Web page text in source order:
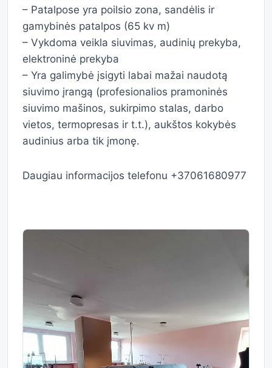
– Patalpose yra poilsio zona, sandėlis ir
gamybinės patalpos (65 kv m)
– Vykdoma veikla siuvimas, audinių prekyba,
elektroninė prekyba
– Yra galimybė įsigyti labai mažai naudotą
siuvimo įrangą (profesionalios pramoninės
siuvimo mašinos, sukirpimo stalas, darbo
vietos, termopresas ir t.t.), aukštos kokybės
audinius arba tik įmonę.
Daugiau informacijos telefonu +37061680977